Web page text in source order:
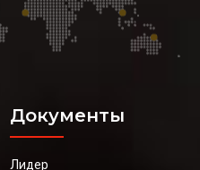
Документы
Лидер